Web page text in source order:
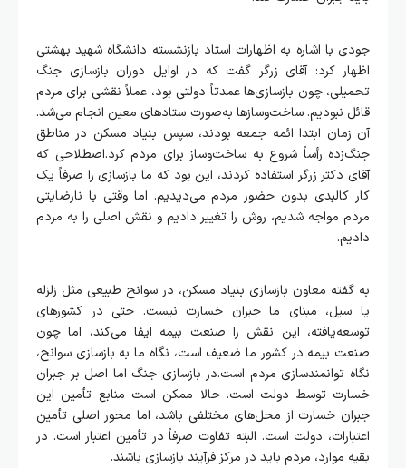
جودی با اشاره به اظهارات استاد بازنشسته دانشگاه شهید بهشتی
اظهار کرد: آقای زرگر گفت که در اوایل دوران بازسازی جنگ
تحمیلی، چون بازسازی‌ها عمدتاً دولتی بود، عملاً نقشی برای مردم
قائل نبودیم. ساخت‌وسازها به‌صورت ستادهای معین انجام می‌شد.
آن زمان ابتدا ائمه جمعه بودند، سپس بنیاد مسکن در مناطق
جنگ‌زده رأساً شروع به ساخت‌وساز برای مردم کرد.اصطلاحی که
آقای دکتر زرگر استفاده کردند، این بود که ما بازسازی را صرفاً یک
کار کالبدی بدون حضور مردم می‌دیدیم. اما وقتی با نارضایتی
مردم مواجه شدیم، روش را تغییر دادیم و نقش اصلی را به مردم
دادیم.
به گفته معاون بازسازی بنیاد مسکن، در سوانح طبیعی مثل زلزله
یا سیل، مبنای ما جبران خسارت نیست. حتی در کشورهای
توسعه‌یافته، این نقش را صنعت بیمه ایفا می‌کند، اما چون
صنعت بیمه در کشور ما ضعیف است، نگاه ما به بازسازی سوانح،
نگاه توانمندسازی مردم است.در بازسازی جنگ اما اصل بر جبران
خسارت توسط دولت است. حالا ممکن است منابع تأمین این
جبران خسارت از محل‌های مختلفی باشد، اما محور اصلی تأمین
اعتبارات، دولت است. البته تفاوت صرفاً در تأمین اعتبار است. در
بقیه موارد، مردم باید در مرکز فرآیند بازسازی باشند.